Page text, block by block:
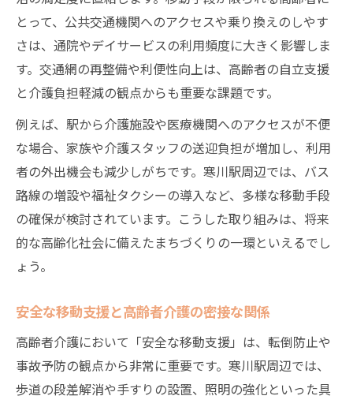
とって、公共交通機関へのアクセスや乗り換えのしやす
さは、通院やデイサービスの利用頻度に大きく影響しま
す。交通網の再整備や利便性向上は、高齢者の自立支援
と介護負担軽減の観点からも重要な課題です。
例えば、駅から介護施設や医療機関へのアクセスが不便
な場合、家族や介護スタッフの送迎負担が増加し、利用
者の外出機会も減少しがちです。寒川駅周辺では、バス
路線の増設や福祉タクシーの導入など、多様な移動手段
の確保が検討されています。こうした取り組みは、将来
的な高齢化社会に備えたまちづくりの一環といえるでし
ょう。
安全な移動支援と高齢者介護の密接な関係
高齢者介護において「安全な移動支援」は、転倒防止や
事故予防の観点から非常に重要です。寒川駅周辺では、
歩道の段差解消や手すりの設置、照明の強化といった具